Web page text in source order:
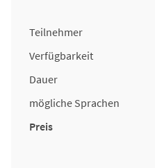
Teilnehmer
Verfügbarkeit
Dauer
mögliche Sprachen
Preis